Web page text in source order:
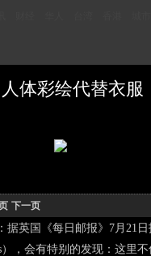
人体彩绘代替衣
下一页
国《每日邮报》7月21日
），会有特别的发现：这